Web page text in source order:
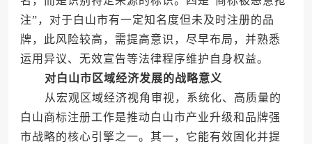
注”，对于白山市有一定知名度但未及时注册的品
牌，此风险较高，需提高意识，尽早布局，并熟悉
运用异议、无效宣告等法律程序维护自身权益。
对白山市区域经济发展的战略意义
从宏观区域经济视角审视，系统化、高质量的
白山商标注册工作是推动白山市产业升级和品牌强
市战略的核心引擎之一。其一，它能有效固化并提